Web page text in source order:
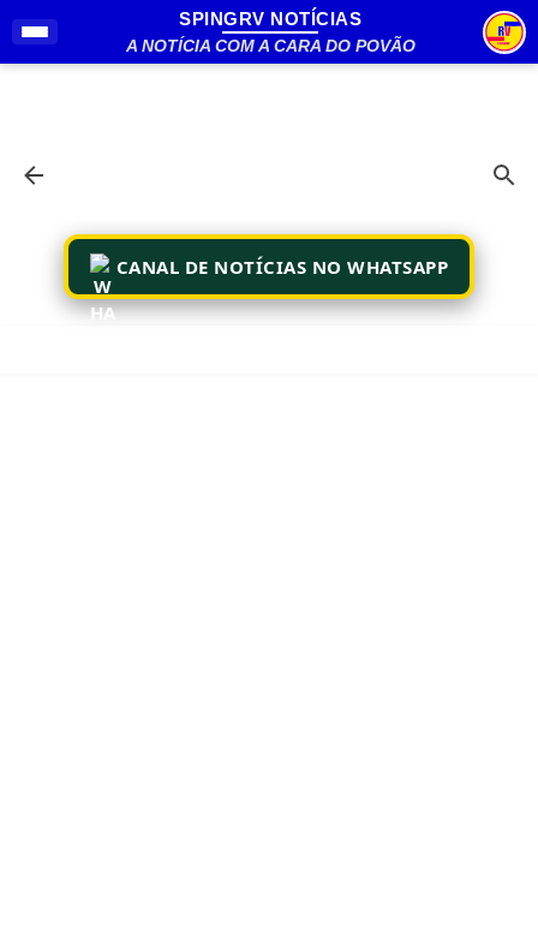
Pular para o conteúdo principal
SPINGRV NOTÍCIAS
A NOTÍCIA COM A CARA DO POVÃO
CANAL DE NOTÍCIAS NO WHATSAPP